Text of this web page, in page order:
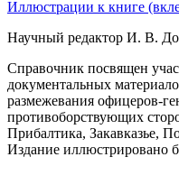
Иллюстрации к книге
Научный редактор И. В.
Справочник посвящен
документальных
размежевания офицеров-
противоборствующих
Прибалтика, Закавказье,
Издание иллюстрировано